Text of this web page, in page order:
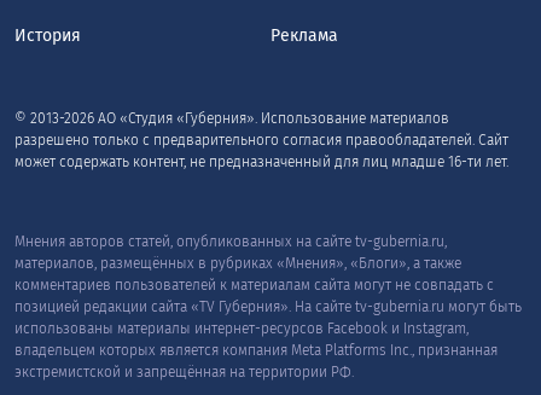
История Реклама
© 2013-2026 АО «Студия «Губерния». Использование материалов
разрешено только с предварительного согласия правообладателей. Сайт
может содержать контент, не предназначенный для лиц младше 16-ти лет.
Мнения авторов статей, опубликованных на сайте tv-gubernia.ru,
материалов, размещённых в рубриках «Мнения», «Блоги», а также
комментариев пользователей к материалам сайта могут не совпадать с
позицией редакции сайта «TV Губерния». На сайте tv-gubernia.ru могут быть
использованы материалы интернет-ресурсов Facebook и Instagram,
владельцем которых является компания Meta Platforms Inc., признанная
экстремистской и запрещённая на территории РФ.